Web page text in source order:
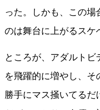
った。しかも、この
のは舞台に上がるスケ
ところが、アダルトビ
を飛躍的に増やし、そ
勝手にマス掻いてる